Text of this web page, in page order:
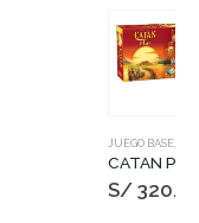
JUEGO BASE,
S/